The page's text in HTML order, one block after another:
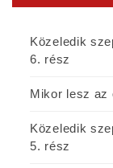
Közeledik
6. rész
Mikor lesz az
Közeledik
5. rész